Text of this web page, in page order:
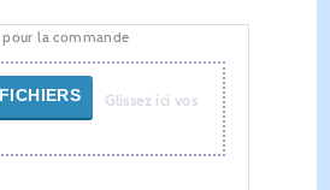
pour la commande
Glissez ici vos